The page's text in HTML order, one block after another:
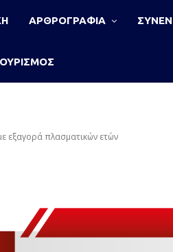
ΑΡΘΡΟΓΡΑΦΙΑ
εξαγορά πλασματικών ετών